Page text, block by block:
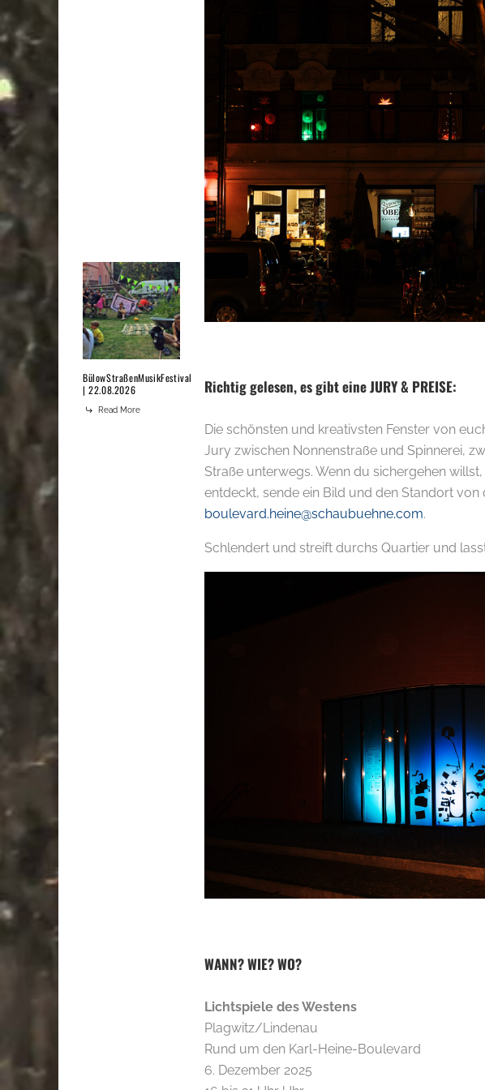
BülowStraßenMusikFestival
| 22.08.2026
Read More
Richtig gelesen, es gibt eine JURY & PREISE:
Die schönsten und kreativsten Fenster von
Jury zwischen Nonnenstraße und Spinnerei,
Straße unterwegs. Wenn du sichergehen
entdeckt, sende ein Bild und den Standort von
boulevard.heine@schaubuehne.com.
Schlendert und streift durchs Quartier und
WANN? WIE? WO?
Lichtspiele des Westens
Plagwitz/Lindenau
Rund um den Karl-Heine-Boulevard
6. Dezember 2025